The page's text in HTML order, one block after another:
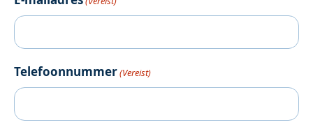
Telefoonnummer(Vereist)